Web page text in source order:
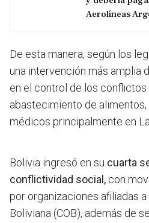
Aerolíneas
De esta manera, según los
una intervención más amplia
en el control de los conflictos
abastecimiento de
médicos principalmente en
Bolivia ingresó en su cuarta
conflictividad social, con
por organizaciones afiliadas a
Boliviana (COB), además de